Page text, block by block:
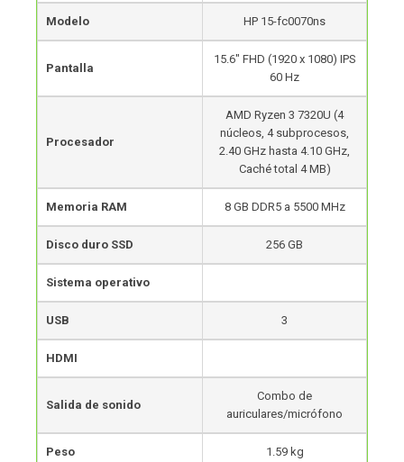
Modelo HP 15-fc0070ns
Pantalla
15.6″ FHD (1920 x 1080) IPS
60 Hz
Procesador
AMD Ryzen 3 7320U (4
núcleos, 4 subprocesos,
2.40 GHz hasta 4.10 GHz,
Caché total 4 MB)
Memoria RAM 8 GB DDR5 a 5500 MHz
Disco duro SSD 256 GB
Sistema operativo
USB 3
HDMI
Salida de sonido
Combo de
auriculares/micrófono
Peso 1.59 kg